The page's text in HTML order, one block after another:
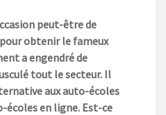
peut-être de
obtenir le fameux
a engendré de
tout le secteur. Il
aux auto-écoles
en ligne. Est-ce